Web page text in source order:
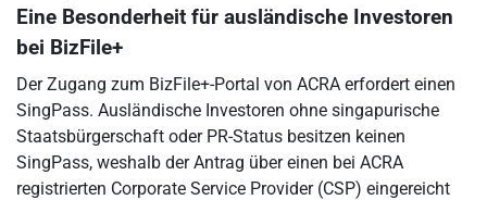
Eine Besonderheit für ausländische Investoren
bei BizFile+
Der Zugang zum BizFile+-Portal von ACRA erfordert einen
SingPass. Ausländische Investoren ohne singapurische
Staatsbürgerschaft oder PR-Status besitzen keinen
SingPass, weshalb der Antrag über einen bei ACRA
registrierten Corporate Service Provider (CSP) eingereicht